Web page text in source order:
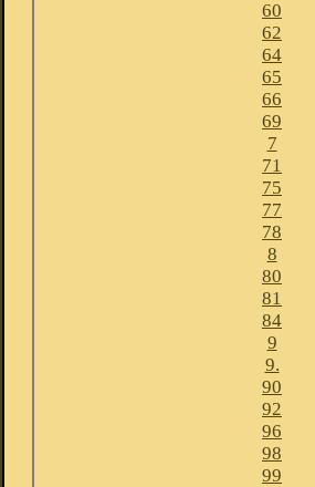
60
62
64
65
66
69
7
71
75
77
78
8
80
81
84
9
9.
90
92
96
98
99